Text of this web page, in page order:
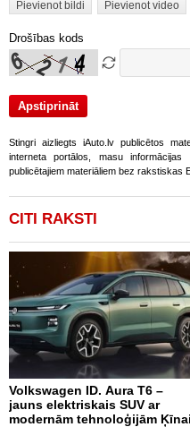
Pievienot bildi Pievienot video
Drošības kods
Stingri aizliegts iAuto.lv publicētos
interneta portālos, masu
publicētajiem materiāliem bez rakstiskas
CITI RAKSTI
Volkswagen ID. Aura T6 –
jauns elektriskais SUV ar
modernām tehnoloģijām Ķīnai